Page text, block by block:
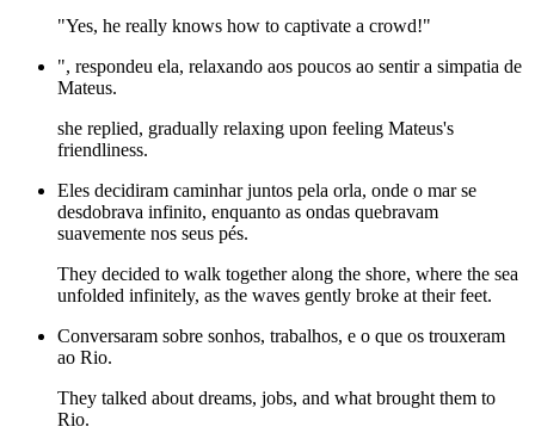
"Yes, he really knows how to captivate a crowd!"
", respondeu ela, relaxando aos poucos ao sentir a simpatia de
Mateus.
she replied, gradually relaxing upon feeling Mateus's
friendliness.
Eles decidiram caminhar juntos pela orla, onde o mar se
desdobrava infinito, enquanto as ondas quebravam
suavemente nos seus pés.
They decided to walk together along the shore, where the sea
unfolded infinitely, as the waves gently broke at their feet.
Conversaram sobre sonhos, trabalhos, e o que os trouxeram
ao Rio.
They talked about dreams, jobs, and what brought them to
Rio.